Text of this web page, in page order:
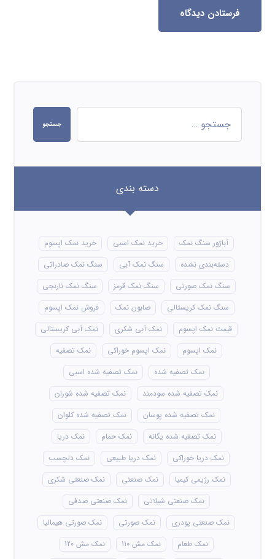
فرستادن دیدگاه
جستجو
دسته بندی
آباژور سنگ نمک خرید نمک اسبی
خرید نمک اپسوم
دسته‌بندی نشده
سنگ نمک آبی
سنگ نمک صادراتی
سنگ نمک صورتی
سنگ نمک قرمز
سنگ نمک نارنجی
سنگ نمک کریستالی
صابون نمک
فروش نمک اپسوم
قیمت نمک اپسوم
نمک آبی شکری
نمک آبی کریستالی
نمک اپسوم
نمک اپسوم خوراکی
نمک تصفیه
نمک تصفیه شده
نمک تصفیه شده اسبی
نمک تصفیه شده سودمند
نمک تصفیه شده شوران
نمک تصفیه شده پوسان
نمک تصفیه شده کلوان
نمک تصفیه شده یگانه
نمک حمام
نمک دریا
نمک دریا خوراکی
نمک دریا طبیعی
نمک دلچسب
نمک رژیمی کیمیا
نمک صنعتی
نمک صنعتی شکری
نمک صنعتی شیلاتی
نمک صنعتی صدفی
نمک صنعتی پودری
نمک صورتی
نمک صورتی هیمالیا
نمک طعام
نمک مش 110
نمک مش 120